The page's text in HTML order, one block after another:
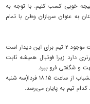
خوبی کسب کنیم. با توجه به
به عنوان سربازان وطن با تمام
تمامی مواردی که گفته شد، تحلیل کوتاهی از وضعیت موجود ۲ تیم برای این دیدار است
دارد زیرا فوتبال همیشه ثابت
و شگفتی فرو ببرد.
حال باید منتظر بود و دید که دیدار تیم‌های تراکتور-الشباب از ساعت ۱۸:۱۵ فردا(سه شنبه